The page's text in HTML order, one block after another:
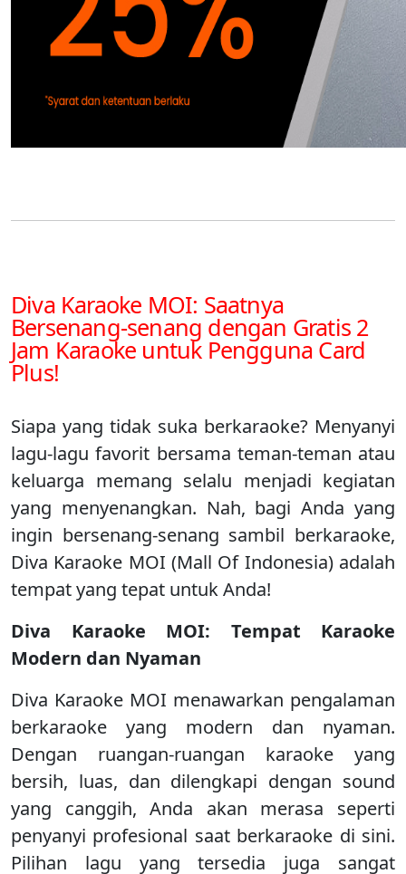
Diva Karaoke MOI: Saatnya
Bersenang-senang dengan Gratis 2
Jam Karaoke untuk Pengguna Card
Plus!
Siapa yang tidak suka berkaraoke? Menyanyi
lagu-lagu favorit bersama teman-teman atau
keluarga memang selalu menjadi kegiatan
yang menyenangkan. Nah, bagi Anda yang
ingin bersenang-senang sambil berkaraoke,
Diva Karaoke MOI (Mall Of Indonesia) adalah
tempat yang tepat untuk Anda!
Diva Karaoke MOI: Tempat Karaoke
Modern dan Nyaman
Diva Karaoke MOI menawarkan pengalaman
berkaraoke yang modern dan nyaman.
Dengan ruangan-ruangan karaoke yang
bersih, luas, dan dilengkapi dengan sound
yang canggih, Anda akan merasa seperti
penyanyi profesional saat berkaraoke di sini.
Pilihan lagu yang tersedia juga sangat